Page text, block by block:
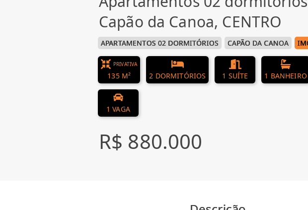
Capão da Canoa, CENTRO
APARTAMENTOS 02 DORMITÓRIOS CAPÃO DA CANOA
PRIVATIVA
135 M² 2 DORMITÓRIOS 1 SUÍTE 1 BANHEIRO
1 VAGA
R$ 880.000